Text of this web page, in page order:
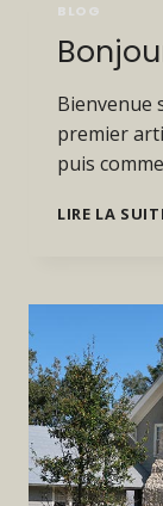
BLOG
Bienvenue
premier
puis
LIRE LA